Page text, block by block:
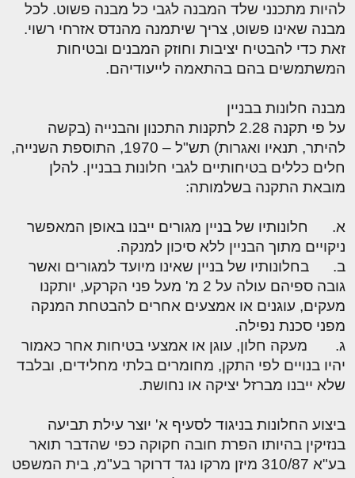
להיות מתכנני שלד המבנה לגבי כל מבנה פשוט. לכל
מבנה שאינו פשוט, צריך שיתמנה מהנדס אזרחי רשוי.
זאת כדי להבטיח יציבות וחוזק המבנים ובטיחות
המשתמשים בהם בהתאמה לייעודיהם.
מבנה חלונות בבניין
על פי תקנה 2.28 לתקנות התכנון והבנייה (בקשה
להיתר, תנאיו ואגרות) תש"ל – 1970, התוספת השנייה,
חלים כללים בטיחותיים לגבי חלונות בבניין. להלן
מובאת התקנה בשלמותה:
א. חלונותיו של בניין מגורים ייבנו באופן המאפשר
ניקויים מתוך הבניין ללא סיכון למנקה.
ב. בחלונותיו של בניין שאינו מיועד למגורים ואשר
גובה ספיהם עולה על 2 מ' מעל פני הקרקע, יותקנו
מעקים, עוגנים או אמצעים אחרים להבטחת המנקה
מפני סכנת נפילה.
ג. מעקה חלון, עוגן או אמצעי בטיחות אחר כאמור
יהיו בנויים לפי התקן, מחומרים בלתי מחלידים, ובלבד
שלא ייבנו מברזל יציקה או נחושת.
ביצוע החלונות בניגוד לסעיף א' יוצר עילת תביעה
בנזיקין בהיותו הפרת חובה חקוקה כפי שהדבר תואר
בע"א 310/87 מיזן מרקו נגד דרוקר בע"מ, בית המשפט